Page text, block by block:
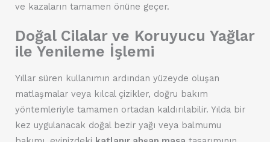
ve kazaların tamamen önüne geçer.
Doğal Cilalar ve Koruyucu Yağlar
ile Yenileme İşlemi
Yıllar süren kullanımın ardından yüzeyde oluşan
matlaşmalar veya kılcal çizikler, doğru bakım
yöntemleriyle tamamen ortadan kaldırılabilir. Yılda bir
kez uygulanacak doğal bezir yağı veya balmumu